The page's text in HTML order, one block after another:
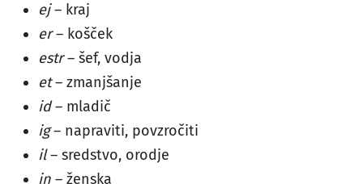
ej– kraj
er– košček
estr– šef, vodja
et– zmanjšanje
id– mladič
ig– napraviti, povzročiti
il– sredstvo, orodje
in – ženska